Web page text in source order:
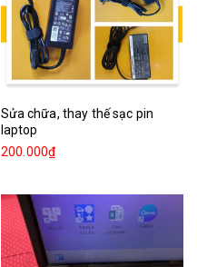
Sửa chữa, thay thế sạc pin
laptop
200.000₫